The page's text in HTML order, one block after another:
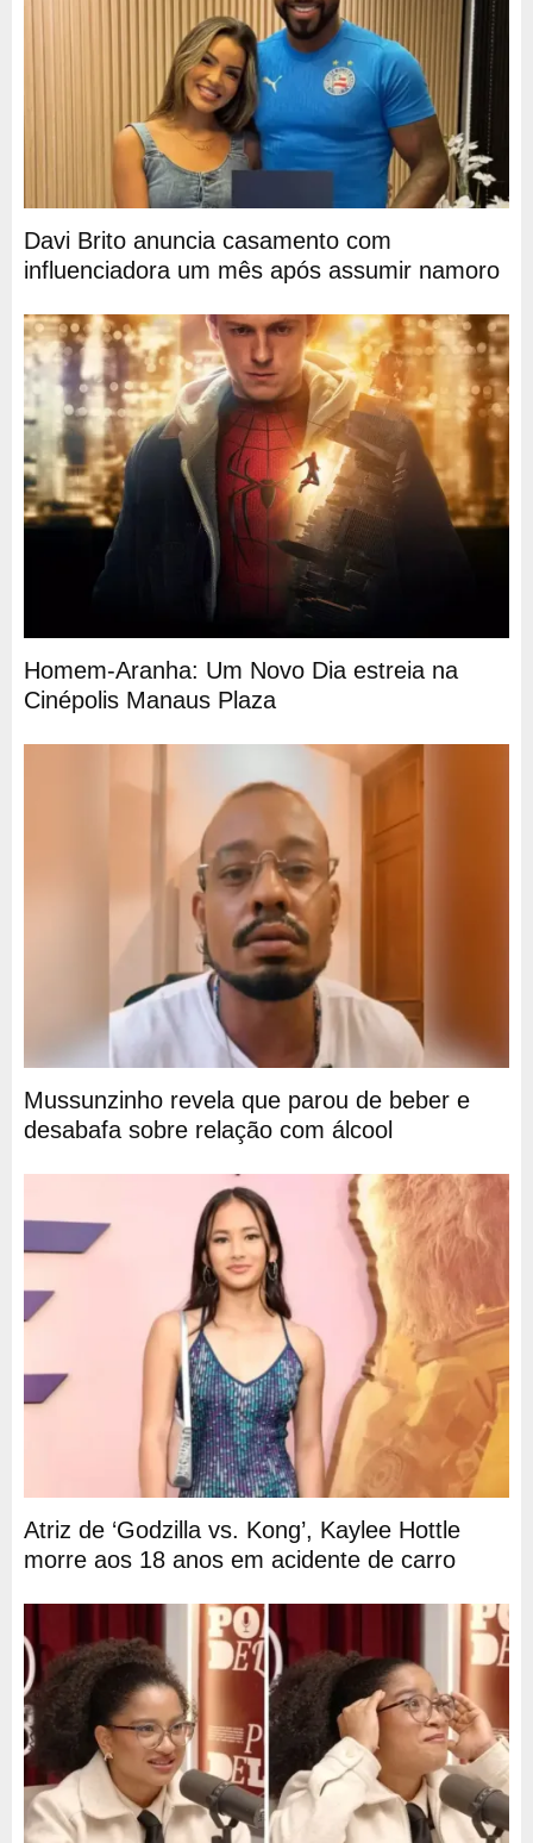
Davi Brito anuncia casamento com
influenciadora um mês após assumir namoro
Homem-Aranha: Um Novo Dia estreia na
Cinépolis Manaus Plaza
Mussunzinho revela que parou de beber e
desabafa sobre relação com álcool
Atriz de ‘Godzilla vs. Kong’, Kaylee Hottle
morre aos 18 anos em acidente de carro